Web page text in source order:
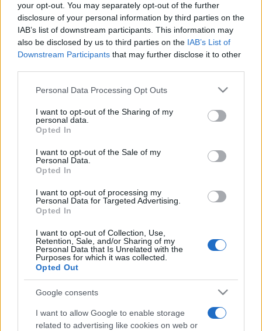
your opt-out. You may separately opt-out of the further
disclosure of your personal information by third parties on the
IAB’s list of downstream participants. This information may
also be disclosed by us to third parties on the IAB’s List of
Downstream Participants that may further disclose it to other
Please note that this website/app uses one or more Google
not limited to your visit or usage behaviour. You may click to
grant or deny consent to Google and its third-party tags to
use your data for below specified purposes in below Google
consent section.
Personal Data Processing Opt Outs
I want to opt-out of the Sharing of my
personal data.
Opted In
I want to opt-out of the Sale of my
Personal Data.
Opted In
I want to opt-out of processing my
Personal Data for Targeted Advertising.
Opted In
I want to opt-out of Collection, Use,
Retention, Sale, and/or Sharing of my
Personal Data that Is Unrelated with the
Purposes for which it was collected.
Opted Out
Google consents
I want to allow Google to enable storage
related to advertising like cookies on web or
mindig más és más mese" ? mondta. A most megjelent
változat szerint a Morrgó nevű orrontó manó vitte el, aki
azért lopkodja a környékbeli szobororrokat, mert a saját orra
nagyon hosszú és nem érez vele szagokat, ezért a
szobororrokkal szagoltat maga helyett ? tette hozzá.
"Átérezve a szoborlány szomorúságát, elkezdtem utánajárni,
hogyan kaphatná vissza az orrát: segített a XIII. kerületi
Múzeum adott engedélyt a megvalósításra,
Soós László
restaurátor pedig ingyen elkészítette a szobor orrát" ?
mondta, hozzátéve, hogy mesébe illő történetről van szó: az
egész csupán egy kis jóindulatba és odaadásba került.
A Radnóti Miklós utca és a Pozsonyi út sarkán, a Herman
Ottó Általános Iskola előtt csütörtök délután 17 óra 30
perckor kezdődő könyvbemutatón
olvas fel a kötetből, a szobororrot pedig
Török András
művelődéstörténész avatja fel. Az eseményen a szobor
egykori modellje is jelen lesz.